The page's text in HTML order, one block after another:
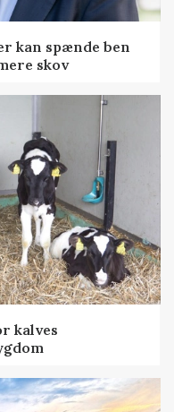
kan spænde ben
skov
kalves